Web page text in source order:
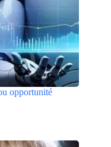
opportunité